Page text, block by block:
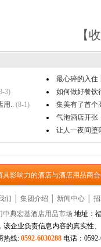
【
最心碎的入住
3)
如何做好餐饮
用.. (8-1)
集美有了首个
气泡酒店开张
让人一夜间堕
影响力的酒店与酒店用品商
们 集团介绍 新闻中心│
中典宏基酒店用品市场 地址：
该企业负责信息内容的真实性
热线: 0592-6030288 电话：